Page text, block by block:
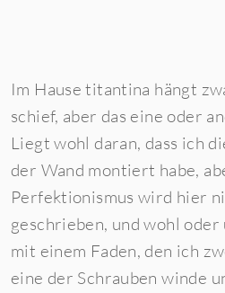
Im Hause titantina hängt
schief, aber das eine oder
Liegt wohl daran, dass ich
der Wand montiert habe,
Perfektionismus wird hier
geschrieben, und wohl
mit einem Faden, den ich
eine der Schrauben winde